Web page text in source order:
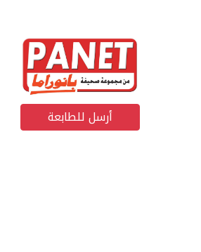
أرسل للطابعة